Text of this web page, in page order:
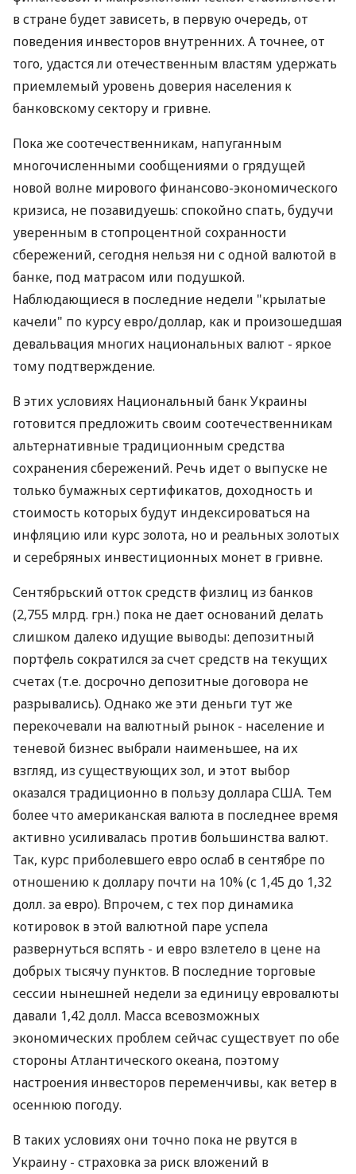
30.10.2011, 11:00—Валюта
Поскольку рассчитывать на особенный романтизм
в отношениях иностранных инвесторов с
Украиной при нынешней нервозности на
мировых рынках не приходится, сохранение
финансовой и макроэкономической стабильности
в стране будет зависеть, в первую очередь, от
поведения инвесторов внутренних. А точнее, от
того, удастся ли отечественным властям удержать
приемлемый уровень доверия населения к
банковскому сектору и гривне.
Пока же соотечественникам, напуганным
многочисленными сообщениями о грядущей
новой волне мирового финансово-экономического
кризиса, не позавидуешь: спокойно спать, будучи
уверенным в стопроцентной сохранности
сбережений, сегодня нельзя ни с одной валютой в
банке, под матрасом или подушкой.
Наблюдающиеся в последние недели "крылатые
качели" по курсу евро/доллар, как и произошедшая
девальвация многих национальных валют - яркое
тому подтверждение.
В этих условиях Национальный банк Украины
готовится предложить своим соотечественникам
альтернативные традиционным средства
сохранения сбережений. Речь идет о выпуске не
только бумажных сертификатов, доходность и
стоимость которых будут индексироваться на
инфляцию или курс золота, но и реальных золотых
и серебряных инвестиционных монет в гривне.
Сентябрьский отток средств физлиц из банков
(2,755 млрд. грн.) пока не дает оснований делать
слишком далеко идущие выводы: депозитный
портфель сократился за счет средств на текущих
счетах (т.е. досрочно депозитные договора не
разрывались). Однако же эти деньги тут же
перекочевали на валютный рынок - население и
теневой бизнес выбрали наименьшее, на их
взгляд, из существующих зол, и этот выбор
оказался традиционно в пользу доллара США. Тем
более что американская валюта в последнее время
активно усиливалась против большинства валют.
Так, курс приболевшего евро ослаб в сентябре по
отношению к доллару почти на 10% (с 1,45 до 1,32
долл. за евро). Впрочем, с тех пор динамика
котировок в этой валютной паре успела
развернуться вспять - и евро взлетело в цене на
добрых тысячу пунктов. В последние торговые
сессии нынешней недели за единицу евровалюты
давали 1,42 долл. Масса всевозможных